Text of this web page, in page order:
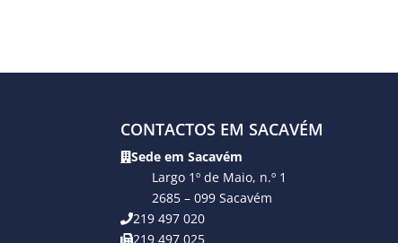
CONTACTOS EM SACAVÉM
Sede em Sacavém
Largo 1º de Maio, n.º 1
2685 – 099 Sacavém
219 497 020
219 497 025